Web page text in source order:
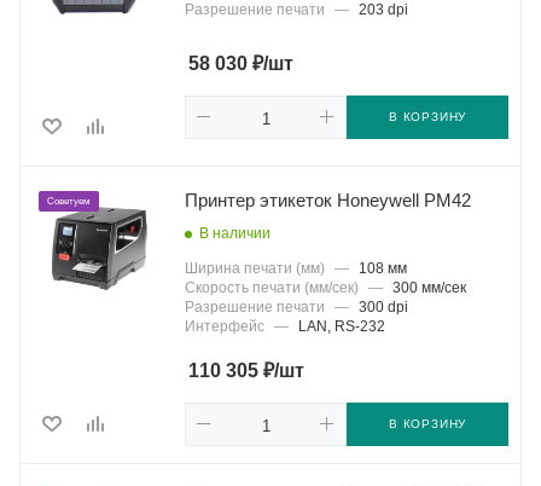
Разрешение печати
— 203 dpi
58 030 ₽/шт
В КОРЗИНУ
Советуем Принтер этикеток Honeywell PM42
В наличии
Ширина печати (мм) —
108 мм
Скорость печати (мм/сек)
— 300 мм/сек
Разрешение печати
— 300 dpi
Интерфейс — LAN, RS-232
110 305 ₽/шт
В КОРЗИНУ